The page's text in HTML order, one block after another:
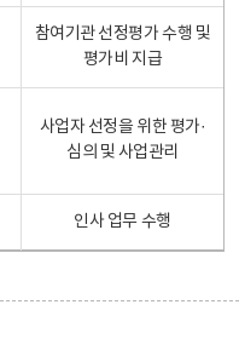
참여기관 선정평가 수행 및
평가비 지급
사업자 선정을 위한 평가·
심의 및 사업관리
인사 업무 수행